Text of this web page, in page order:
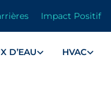
D’EAU HVAC
Impact Positif